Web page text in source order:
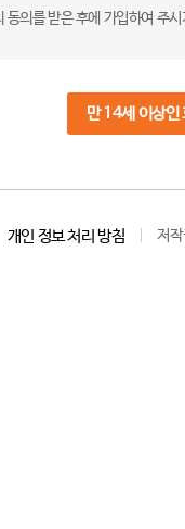
의를 받은 후에 가입하여 주
만 14세 이상인
개인 정보 처리 방침 저